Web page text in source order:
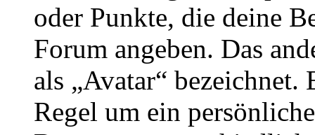
oder Punkte, die deine
Forum angeben. Das
als „Avatar“
Regel um ein